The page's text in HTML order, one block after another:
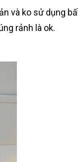
và ko sử dụng
rảnh là ok.